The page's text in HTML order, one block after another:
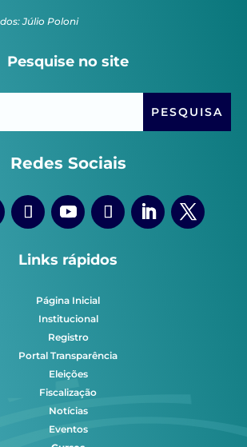
Júlio Poloni
Pesquise no site
Redes Sociais
Links rápidos
Página Inicial
Institucional
Registro
Portal Transparência
Eleições
Fiscalização
Notícias
Eventos